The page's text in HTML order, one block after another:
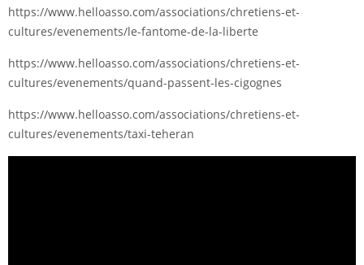
https://www.helloasso.com/associations/chretiens-et-
cultures/evenements/le-fantome-de-la-liberte
https://www.helloasso.com/associations/chretiens-et-
cultures/evenements/quand-passent-les-cigognes
https://www.helloasso.com/associations/chretiens-et-
cultures/evenements/taxi-teheran